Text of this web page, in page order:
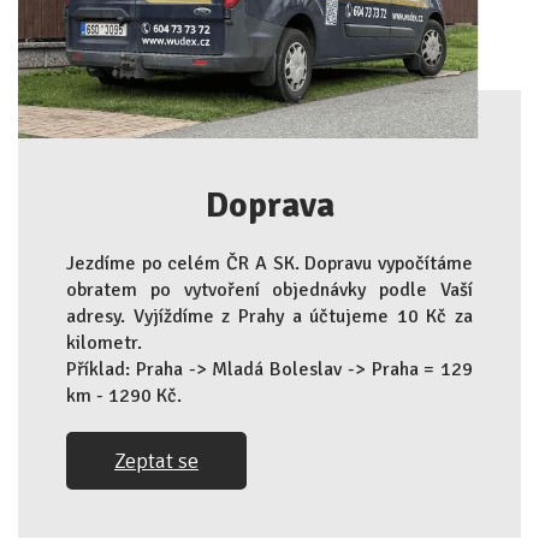
Doprava
Jezdíme po celém ČR A SK. Dopravu vypočítáme
obratem po vytvoření objednávky podle Vaší
adresy. Vyjíždíme z Prahy a účtujeme 10 Kč za
kilometr.
Příklad: Praha -> Mladá Boleslav -> Praha = 129
km - 1290 Kč.
Zeptat se